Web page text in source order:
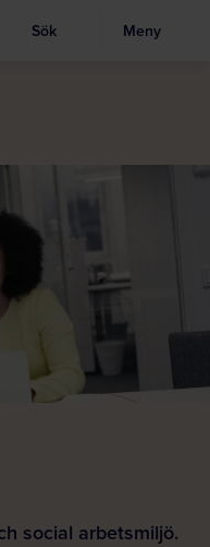
Visa sökruta
Sök Meny
social arbets­miljö.